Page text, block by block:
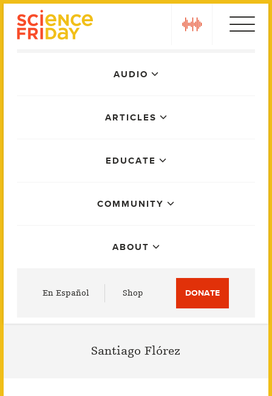
AUDIO
ARTICLES
EDUCATE
COMMUNITY
ABOUT
En Español Shop DONATE
Santiago Flórez